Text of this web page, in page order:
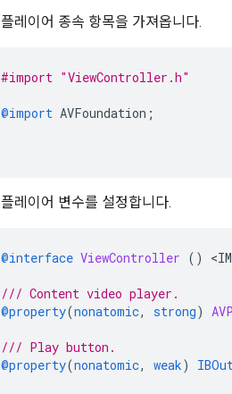
플레이어 종속 항목을 가져옵니다.
#import "ViewController.h"
@import AVFoundation ;
플레이어 변수를 설정합니다.
@interface ViewController () <
/// Content video player.
@property(nonatomic, strong)
/// Play button.
@property(nonatomic, weak)